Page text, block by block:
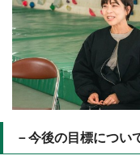
－今後の目標につい